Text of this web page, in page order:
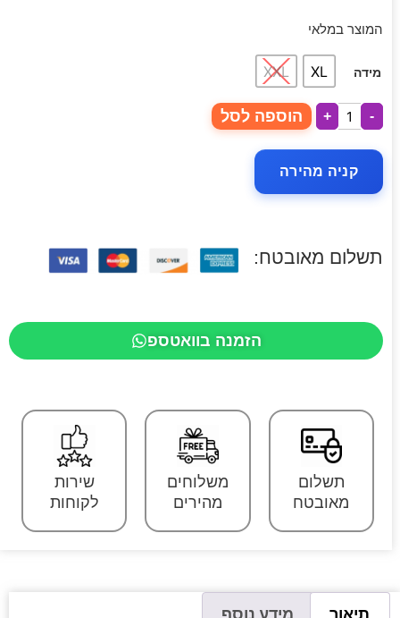
המוצר במלאי
מידה XL
XXL
-
+ הוספה לסל
קניה מהירה
תשלום מאובטח:
הזמנה בוואטספ
תשלום
מאובטח
משלוחים
מהירים
שירות
לקוחות
תיאור מידע נוסף